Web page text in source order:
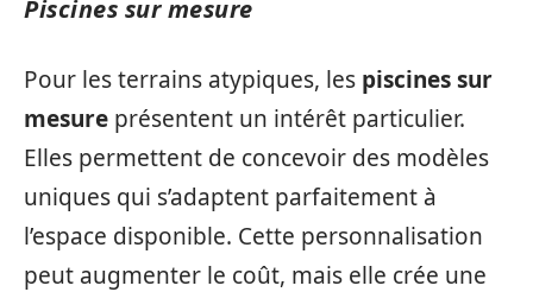
Piscines sur mesure
Pour les terrains atypiques, les piscines sur
mesure présentent un intérêt particulier.
Elles permettent de concevoir des modèles
uniques qui s’adaptent parfaitement à
l’espace disponible. Cette personnalisation
peut augmenter le coût, mais elle crée une